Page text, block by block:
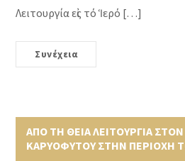
Λειτουργία εἰς τό Ἱερό […]
Συνέχεια
ΑΠΟ ΤΗ ΘΕΙΑ ΛΕΙΤΟΥΡΓΙΑ
ΚΑΡΥΟΦΥΤΟΥ ΣΤΗΝ ΠΕΡΙΟΧΗ